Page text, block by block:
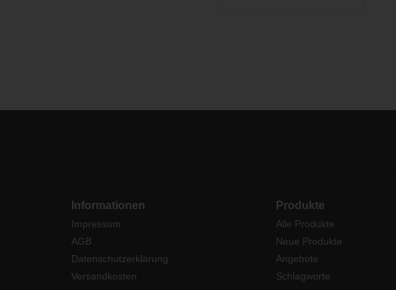
Informationen
Impressum
AGB
Datenschutzerklärung
Versandkosten
Produkte
Alle Produkte
Neue Produkte
Angebote
Schlagworte